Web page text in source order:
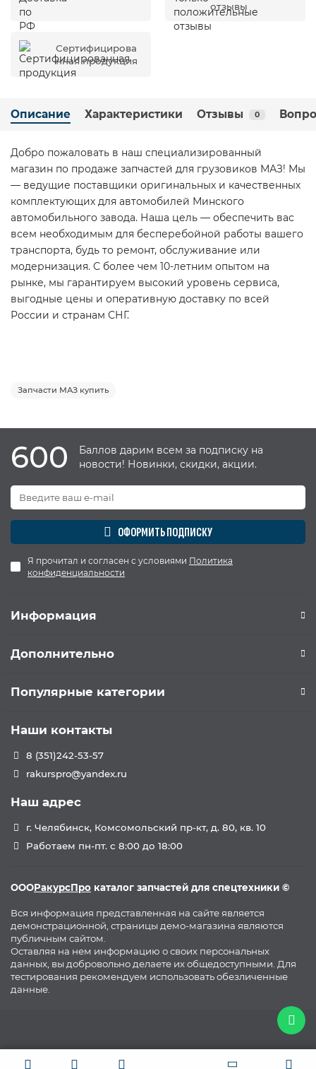
отзывы
Сертифицирова
нная продукция
Описание Характеристики Отзывы 0
Добро пожаловать в наш специализированный
магазин по продаже запчастей для грузовиков МАЗ! Мы
— ведущие поставщики оригинальных и качественных
комплектующих для автомобилей Минского
автомобильного завода. Наша цель — обеспечить вас
всем необходимым для бесперебойной работы вашего
транспорта, будь то ремонт, обслуживание или
модернизация. С более чем 10-летним опытом на
рынке, мы гарантируем высокий уровень сервиса,
выгодные цены и оперативную доставку по всей
России и странам СНГ.
Запчасти МАЗ купить
600
Баллов дарим всем за подписку на
новости! Новинки, скидки, акции.
ОФОРМИТЬ ПОДПИСКУ
Я прочитал и согласен с условиями Политика
конфиденциальности
Информация
Дополнительно
Популярные категории
Наши контакты
8 (351)242-53-57
rakurspro@yandex.ru
Наш адрес
г. Челябинск, Комсомольский пр-кт, д. 80, кв. 10
Работаем пн-пт. с 8:00 до 18:00
ОООРакурсПро каталог запчастей для спецтехники ©
Вся информация представленная на сайте является
демонстрационной, страницы демо-магазина являются
публичным сайтом.
Оставляя на нем информацию о своих персональных
данных, вы добровольно делаете их общедоступными. Для
тестирования рекомендуем использовать обезличенные
данные.